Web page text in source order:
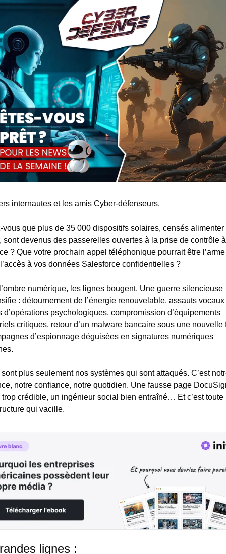
internautes et les amis Cyber-défenseurs,
vous que plus de 35 000 dispositifs solaires, censés alimenter
sont devenus des passerelles ouvertes à la prise de contrôle à
? Que votre prochain appel téléphonique pourrait être
à vos données Salesforce confidentielles ?
numérique, les lignes bougent. Une guerre silencieuse
: détournement de l’énergie renouvelable, assauts vocaux
d’opérations psychologiques, compromission d’équipements
critiques, retour d’un malware bancaire sous une nouvelle
d’espionnage déguisées en signatures numériques
plus seulement nos systèmes qui sont attaqués. C’est
notre confiance, notre quotidien. Une fausse page
crédible, un ingénieur social bien entraîné… Et c’est toute
qui vacille.
lignes :